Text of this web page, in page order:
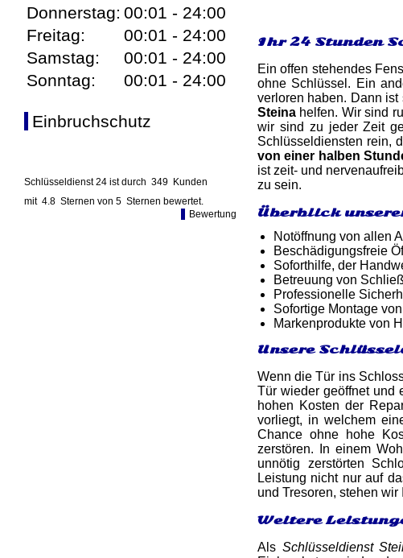
Donnerstag: 00:01 - 24:00
Freitag:
00:01 - 24:00
Samstag:
00:01 - 24:00
Sonntag:
00:01 - 24:00
Einbruchschutz
Schlüsseldienst 24 ist durch 349 Kunden
mit 4.8 Sternen von 5 Sternen bewertet.
Bewertung
Ihr 24 Stunden
Ein offen stehendes
ohne Schlüssel. Ein
verloren haben. Dann
Steina helfen. Wir sind
wir sind zu jeder Zeit
Schlüsseldiensten rein,
von einer halben
ist zeit- und
zu sein.
Überblick
Notöffnung von allen
Beschädigungsfreie
Soforthilfe, der
Betreuung von
Professionelle
Sofortige Montage
Markenprodukte von
Unsere
Wenn die Tür ins
Tür wieder geöffnet und
hohen Kosten der
vorliegt, in welchem
Chance ohne hohe
zerstören. In einem
unnötig zerstörten
Leistung nicht nur auf
und Tresoren, stehen
Weitere
Als Schlüsseldienst